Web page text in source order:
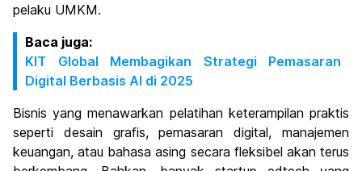
pelaku UMKM.
Baca juga:
KIT Global Membagikan Strategi Pemasaran
Digital Berbasis AI di 2025
Bisnis yang menawarkan pelatihan keterampilan praktis
seperti desain grafis, pemasaran digital, manajemen
keuangan, atau bahasa asing secara fleksibel akan terus